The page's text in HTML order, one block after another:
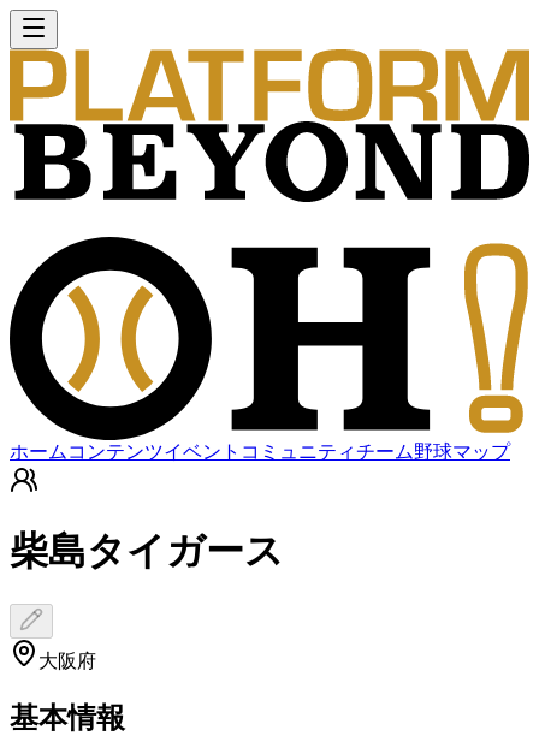
ホーム コンテンツイベント コミュニティチーム野球マップ
柴島タイガース
大阪府
基本情報